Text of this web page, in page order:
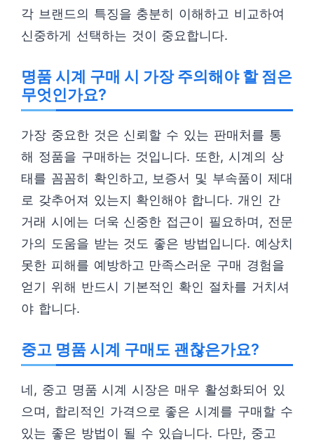
각 브랜드의 특징을 충분히 이해하고 비교하여
신중하게 선택하는 것이 중요합니다.
명품 시계 구매 시 가장 주의해야 할 점은
무엇인가요?
가장 중요한 것은 신뢰할 수 있는 판매처를 통
해 정품을 구매하는 것입니다. 또한, 시계의 상
태를 꼼꼼히 확인하고, 보증서 및 부속품이 제대
로 갖추어져 있는지 확인해야 합니다. 개인 간
거래 시에는 더욱 신중한 접근이 필요하며, 전문
가의 도움을 받는 것도 좋은 방법입니다. 예상치
못한 피해를 예방하고 만족스러운 구매 경험을
얻기 위해 반드시 기본적인 확인 절차를 거치셔
야 합니다.
중고 명품 시계 구매도 괜찮은가요?
네, 중고 명품 시계 시장은 매우 활성화되어 있
으며, 합리적인 가격으로 좋은 시계를 구매할 수
있는 좋은 방법이 될 수 있습니다. 다만, 중고